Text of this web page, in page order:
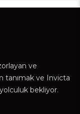
ve
tanımak ve Invicta
bekliyor.